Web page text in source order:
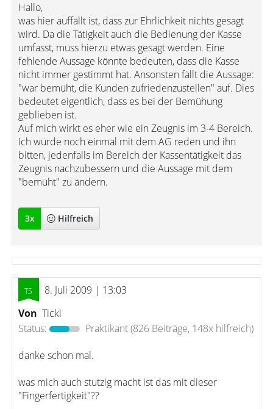
Hallo,
was hier auffällt ist, dass zur Ehrlichkeit nichts gesagt
wird. Da die Tätigkeit auch die Bedienung der Kasse
umfasst, muss hierzu etwas gesagt werden. Eine
fehlende Aussage könnte bedeuten, dass die Kasse
nicht immer gestimmt hat. Ansonsten fällt die Aussage:
"war bemüht, die Kunden zufriedenzustellen" auf. Dies
bedeutet eigentlich, dass es bei der Bemühung
geblieben ist.
Auf mich wirkt es eher wie ein Zeugnis im 3-4 Bereich.
Ich würde noch einmal mit dem AG reden und ihn
bitten, jedenfalls im Bereich der Kassentätigkeit das
Zeugnis nachzubessern und die Aussage mit dem
"bemüht" zu ändern.
3x Hilfreich
8. Juli 2009 | 13:03
Von Ticki
Status:
Praktikant(826 Beiträge, 148x hilfreich)
danke schon mal.
was mich auch stutzig macht ist das mit dieser
"Fingerfertigkeit"??